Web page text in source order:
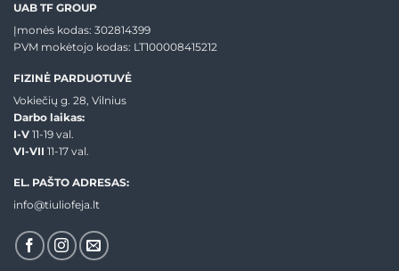
UAB TF GROUP
Įmonės kodas: 302814399
PVM mokėtojo kodas: LT100008415212
FIZINĖ PARDUOTUVĖ
Vokiečių g. 28, Vilnius
Darbo laikas:
I-V 11-19 val.
VI-VII 11-17 val.
EL. PAŠTO ADRESAS:
info@tiuliofeja.lt